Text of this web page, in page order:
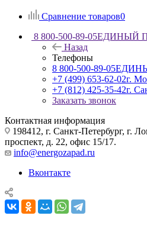
Сравнение товаров0
8 800-500-89-05ЕДИНЫЙ
Назад
Телефоны
8 800-500-89-05
+7 (499) 653-62-02г.
+7 (812) 425-35-42г.
Заказать звонок
Контактная информация
198412, г. Санкт-Петербург, г.
проспект, д. 22, офис 15/17.
info@energozapad.ru
Вконтакте